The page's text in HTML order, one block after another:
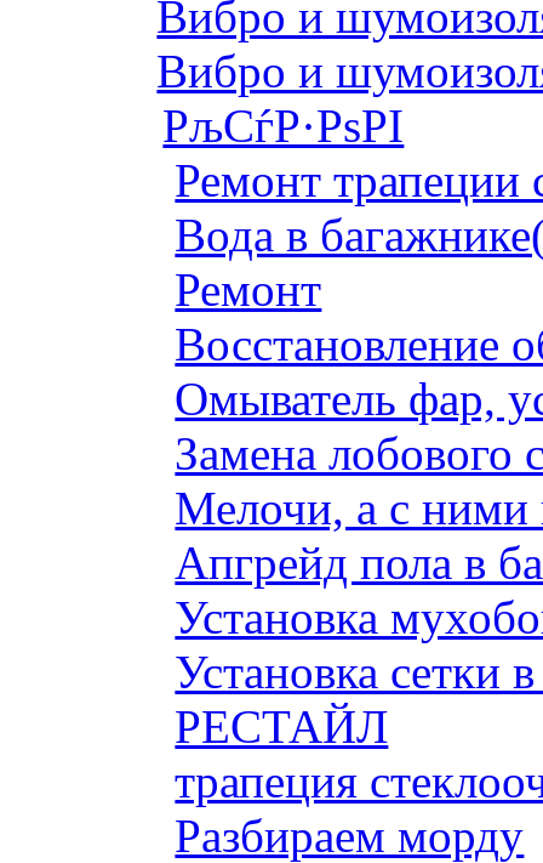
Вибро и
Вибро и
РљСѓР·РѕРІ
Ремонт трапеции
Вода в
Ремонт
Восстановление
Омыватель фар,
Замена лобового
Мелочи, а с ними
Апгрейд пола в
Установка
Установка сетки
РЕСТАЙЛ
трапеция
Разбираем морду